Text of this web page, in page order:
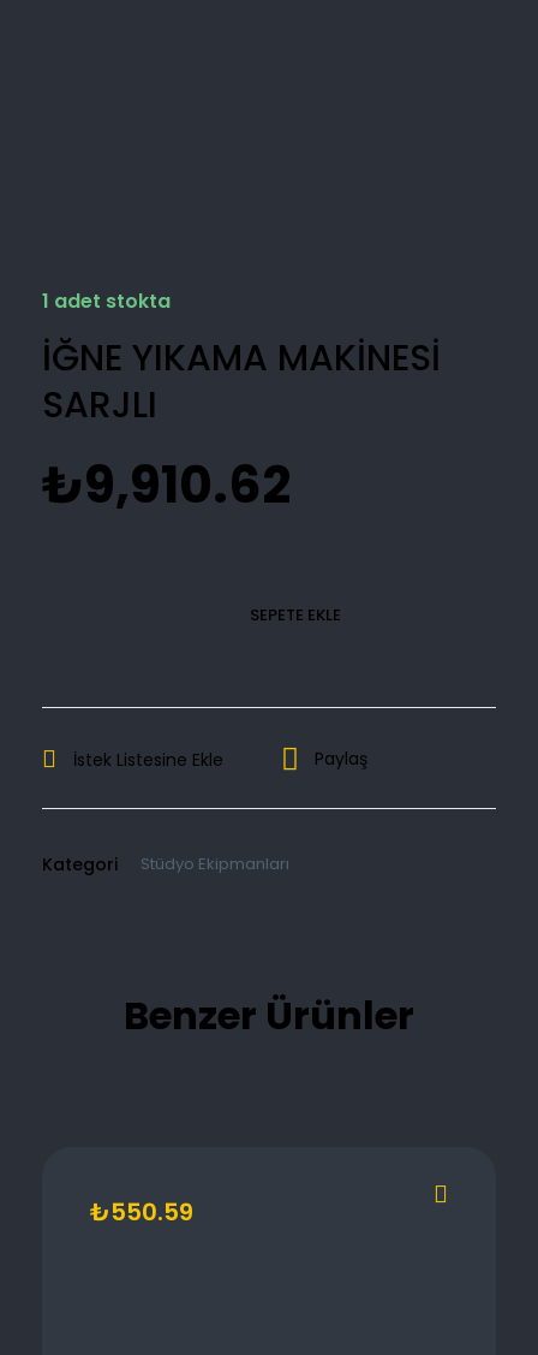
İĞNE YIKAMA MAKİNESİ
SARJLI
₺9,910.62
1 adet stokta
SEPETE EKLE
İstek Listesine Ekle Paylaş
Kategori Stüdyo Ekipmanları
Benzer Ürünler
₺550.59